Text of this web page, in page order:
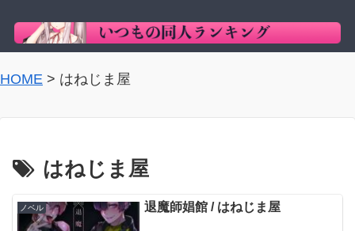
HOME > はねじま屋
はねじま屋
ノベル 退魔師娼館 / はねじま屋